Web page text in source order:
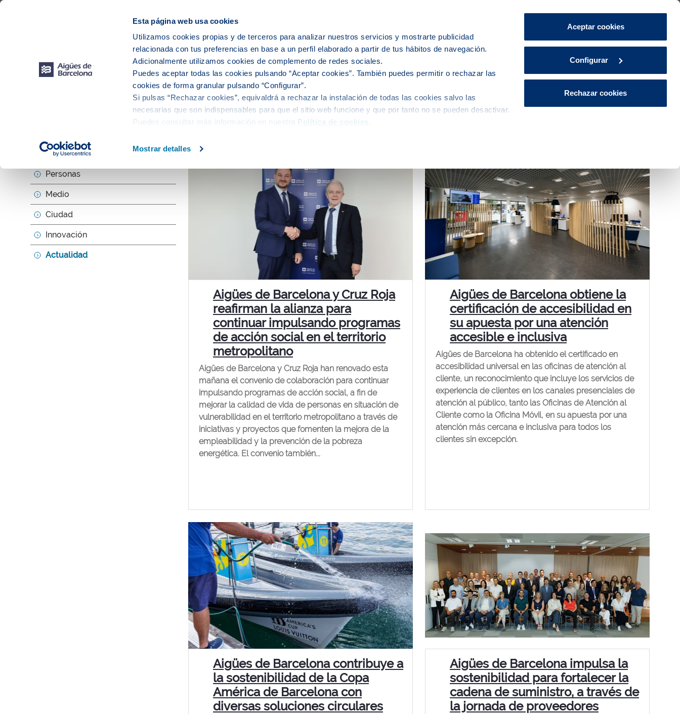
Esta página web usa cookies
Utilizamos cookies propias y de terceros para analizar nuestros servicios y mostrarte publicidad
relacionada con tus preferencias en base a un perfil elaborado a partir de tus hábitos de navegación.
Adicionalmente utilizamos cookies de complemento de redes sociales.
Puedes aceptar todas las cookies pulsando “Aceptar cookies”. También puedes permitir o rechazar las
cookies de forma granular pulsando “Configurar”.
Si pulsas “Rechazar cookies”, equivaldrá a rechazar la instalación de todas las cookies salvo las
necesarias que son indispensables para que el sitio web funcione y que por tanto no se pueden desactivar.
Puedes consultar más información en nuestra Política de cookies
Mostrar detalles
Aceptar cookies
Configurar
Rechazar cookies
CA ES Área de Clientes
Sobre nosotros Personas Ciudad Actualidad
Sobre nosotros
Personas
Medio
Ciudad
Innovación
Actualidad
Actualidad
Aigües de Barcelona y Cruz Roja
reafirman la alianza para
continuar impulsando programas
de acción social en el territorio
metropolitano
Aigües de Barcelona y Cruz Roja han renovado esta
mañana el convenio de colaboración para continuar
impulsando programas de acción social, a fin de
mejorar la calidad de vida de personas en situación de
vulnerabilidad en el territorio metropolitano a través de
iniciativas y proyectos que fomenten la mejora de la
empleabilidad y la prevención de la pobreza
energética. El convenio también...
Aigües de Barcelona obtiene la
certificación de accesibilidad en
su apuesta por una atención
accesible e inclusiva
Aigües de Barcelona ha obtenido el certificado en
accesibilidad universal en las oficinas de atención al
cliente, un reconocimiento que incluye los servicios de
experiencia de clientes en los canales presenciales de
atención al público, tanto las Oficinas de Atención al
Cliente como la Oficina Móvil, en su apuesta por una
atención más cercana e inclusiva para todos los
clientes sin excepción.
Aigües de Barcelona contribuye a
la sostenibilidad de la Copa
América de Barcelona con
diversas soluciones circulares
Aigües de Barcelona impulsa la
sostenibilidad para fortalecer la
cadena de suministro, a través de
la jornada de proveedores